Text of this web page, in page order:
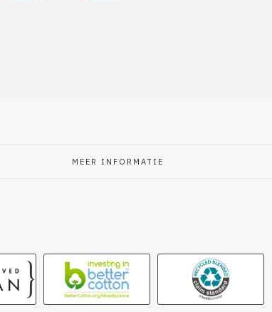
MEER INFORMATIE